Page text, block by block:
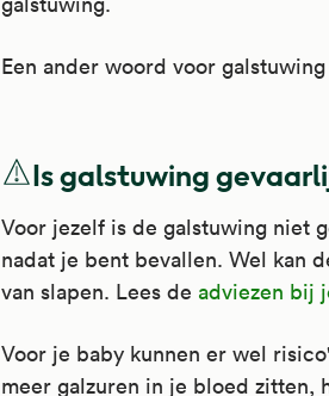
Een ander woord voor
Is galstuwing
Voor jezelf is de galstuwing niet
nadat je bent bevallen. Wel kan
van slapen. Lees de adviezen bij
Voor je baby kunnen er wel
meer galzuren in je bloed zitten,